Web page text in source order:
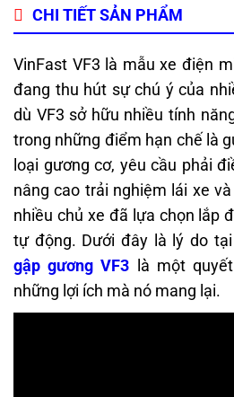
CHI TIẾT SẢN PHẨM
VinFast VF3 là mẫu xe điện
đang thu hút sự chú ý của
dù VF3 sở hữu nhiều tính
trong những điểm hạn chế là
loại gương cơ, yêu cầu phải
nâng cao trải nghiệm lái xe
nhiều chủ xe đã lựa chọn lắp
tự động. Dưới đây là lý do
gập gương VF3 là một
những lợi ích mà nó mang lại.